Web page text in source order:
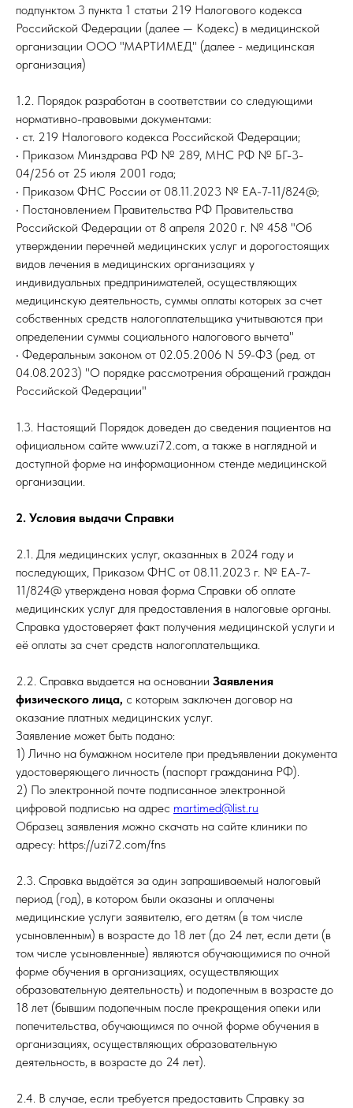
подпунктом 3 пункта 1 статьи 219 Налогового кодекса
Российской Федерации (далее — Кодекс) в медицинской
организации ООО "МАРТИМЕД" (далее - медицинская
организация)
1.2. Порядок разработан в соответствии со следующими
нормативно-правовыми документами:
• ст. 219 Налогового кодекса Российской Федерации;
• Приказом Минздрава РФ № 289, МНС РФ № БГ-3-
04/256 от 25 июля 2001 года;
• Приказом ФНС России от 08.11.2023 № ЕА-7-11/824@;
• Постановлением Правительства РФ Правительства
Российской Федерации от 8 апреля 2020 г. № 458 "Об
утверждении перечней медицинских услуг и дорогостоящих
видов лечения в медицинских организациях у
индивидуальных предпринимателей, осуществляющих
медицинскую деятельность, суммы оплаты которых за счет
собственных средств налогоплательщика учитываются при
определении суммы социального налогового вычета"
• Федеральным законом от 02.05.2006 N 59-ФЗ (ред. от
04.08.2023) "О порядке рассмотрения обращений граждан
Российской Федерации"
1.3. Настоящий Порядок доведен до сведения пациентов на
официальном сайте www.uzi72.com, а также в наглядной и
доступной форме на информационном стенде медицинской
организации.
2. Условия выдачи Справки
2.1. Для медицинских услуг, оказанных в 2024 году и
последующих, Приказом ФНС от 08.11.2023 г. № ЕА-7-
11/824@ утверждена новая форма Справки об оплате
медицинских услуг для предоставления в налоговые органы.
Справка удостоверяет факт получения медицинской услуги и
её оплаты за счет средств налогоплательщика.
2.2. Справка выдается на основании Заявления
физического лица, с которым заключен договор на
оказание платных медицинских услуг.
Заявление может быть подано:
1) Лично на бумажном носителе при предъявлении документа
удостоверяющего личность (паспорт гражданина РФ).
2) По электронной почте подписанное электронной
цифровой подписью на адрес martimed@list.ru
Образец заявления можно скачать на сайте клиники по
адресу: https://uzi72.com/fns
2.3. Справка выдаётся за один запрашиваемый налоговый
период (год), в котором были оказаны и оплачены
медицинские услуги заявителю, его детям (в том числе
усыновленным) в возрасте до 18 лет (до 24 лет, если дети (в
том числе усыновленные) являются обучающимися по очной
форме обучения в организациях, осуществляющих
образовательную деятельность) и подопечным в возрасте до
18 лет (бывшим подопечным после прекращения опеки или
попечительства, обучающимся по очной форме обучения в
организациях, осуществляющих образовательную
деятельность, в возрасте до 24 лет).
2.4. В случае, если требуется предоставить Справку за